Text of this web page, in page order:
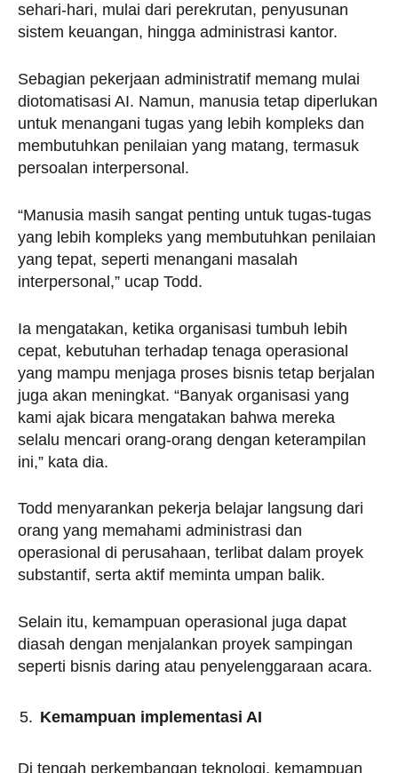
sehari-hari, mulai dari perekrutan, penyusunan
sistem keuangan, hingga administrasi kantor.
Sebagian pekerjaan administratif memang mulai
diotomatisasi AI. Namun, manusia tetap diperlukan
untuk menangani tugas yang lebih kompleks dan
membutuhkan penilaian yang matang, termasuk
persoalan interpersonal.
“Manusia masih sangat penting untuk tugas-tugas
yang lebih kompleks yang membutuhkan penilaian
yang tepat, seperti menangani masalah
interpersonal,” ucap Todd.
Ia mengatakan, ketika organisasi tumbuh lebih
cepat, kebutuhan terhadap tenaga operasional
yang mampu menjaga proses bisnis tetap berjalan
juga akan meningkat. “Banyak organisasi yang
kami ajak bicara mengatakan bahwa mereka
selalu mencari orang-orang dengan keterampilan
ini,” kata dia.
Todd menyarankan pekerja belajar langsung dari
orang yang memahami administrasi dan
operasional di perusahaan, terlibat dalam proyek
substantif, serta aktif meminta umpan balik.
Selain itu, kemampuan operasional juga dapat
diasah dengan menjalankan proyek sampingan
seperti bisnis daring atau penyelenggaraan acara.
Kemampuan implementasi AI
Di tengah perkembangan teknologi, kemampuan